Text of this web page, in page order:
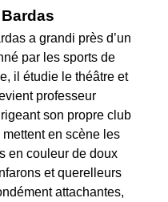
a grandi près d’un
par les sports de
il étudie le théâtre et
professeur
son propre club
en scène les
en couleur de doux
et querelleurs
attachantes,